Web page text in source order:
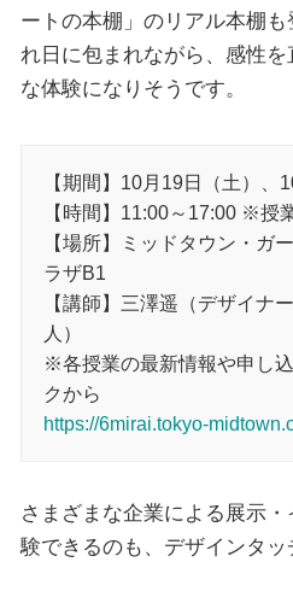
ートの本棚」のリアル本棚
れ日に包まれながら、感性
な体験になりそうです。
【期間】10月19日（土）、
【時間】11:00～17:00 ※授
【場所】ミッドタウン・ガ
ラザB1
【講師】三澤遥（デザイナ
人）
※各授業の最新情報や申し
クから
https://6mirai.tokyo-
さまざまな企業による展示
験できるのも、デザインタッ